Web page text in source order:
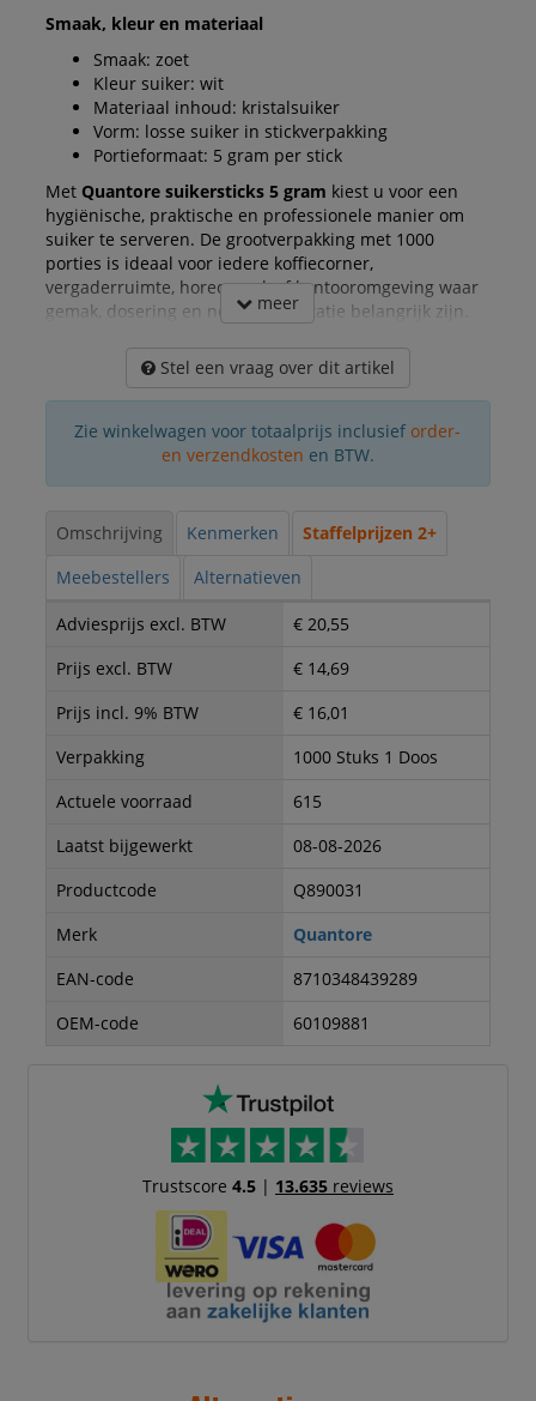
Smaak, kleur en materiaal
Smaak: zoet
Kleur suiker: wit
Materiaal inhoud: kristalsuiker
Vorm: losse suiker in stickverpakking
Portieformaat: 5 gram per stick
Met Quantore suikersticks 5 gram kiest u voor een
hygiënische, praktische en professionele manier om
suiker te serveren. De grootverpakking met 1000
porties is ideaal voor iedere koffiecorner,
vergaderruimte, horecazaak of kantooromgeving waar
gemak, dosering en nette presentatie belangrijk zijn.
meer
Stel een vraag over dit artikel
Zie winkelwagen voor totaalprijs inclusief order-
en verzendkosten en BTW.
Omschrijving Kenmerken
Staffelprijzen 2+
Meebestellers
Alternatieven
Adviesprijs excl. BTW
€ 20,55
Prijs excl. BTW
€ 14,69
Prijs incl. 9% BTW
€ 16,01
Verpakking
1000 Stuks 1 Doos
Actuele voorraad
615
Laatst bijgewerkt
08-08-2026
Productcode
Q890031
Merk
Quantore
EAN-code
8710348439289
OEM-code
60109881
Trustscore 4.5| 13.635reviews